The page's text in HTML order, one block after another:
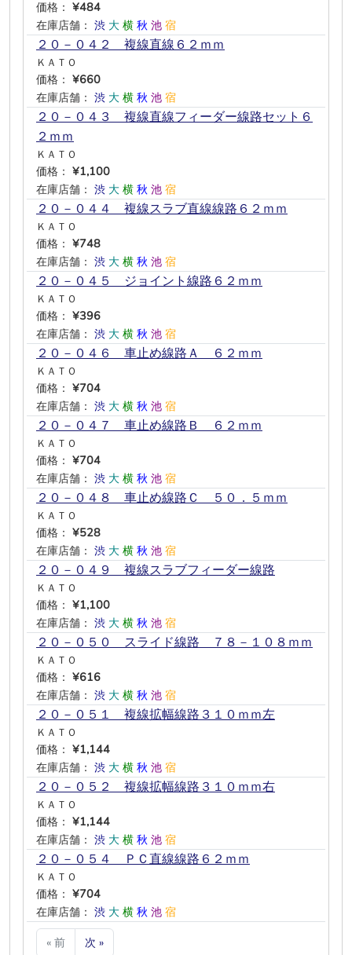
価格： ¥484
在庫店舗： 渋 大 横 秋 池 宿
２０－０４２ 複線直線６２ｍｍ
ＫＡＴＯ
価格： ¥660
在庫店舗： 渋 大 横 秋 池 宿
２０－０４３ 複線直線フィーダー線路セット６
２ｍｍ
ＫＡＴＯ
価格： ¥1,100
在庫店舗： 渋 大 横 秋 池 宿
２０－０４４ 複線スラブ直線線路６２ｍｍ
ＫＡＴＯ
価格： ¥748
在庫店舗： 渋 大 横 秋 池 宿
２０－０４５ ジョイント線路６２ｍｍ
ＫＡＴＯ
価格： ¥396
在庫店舗： 渋 大 横 秋 池 宿
２０－０４６ 車止め線路Ａ ６２ｍｍ
ＫＡＴＯ
価格： ¥704
在庫店舗： 渋 大 横 秋 池 宿
２０－０４７ 車止め線路Ｂ ６２ｍｍ
ＫＡＴＯ
価格： ¥704
在庫店舗： 渋 大 横 秋 池 宿
２０－０４８ 車止め線路Ｃ ５０．５ｍｍ
ＫＡＴＯ
価格： ¥528
在庫店舗： 渋 大 横 秋 池 宿
２０－０４９ 複線スラブフィーダー線路
ＫＡＴＯ
価格： ¥1,100
在庫店舗： 渋 大 横 秋 池 宿
２０－０５０ スライド線路 ７８－１０８ｍｍ
ＫＡＴＯ
価格： ¥616
在庫店舗： 渋 大 横 秋 池 宿
２０－０５１ 複線拡幅線路３１０ｍｍ左
ＫＡＴＯ
価格： ¥1,144
在庫店舗： 渋 大 横 秋 池 宿
２０－０５２ 複線拡幅線路３１０ｍｍ右
ＫＡＴＯ
価格： ¥1,144
在庫店舗： 渋 大 横 秋 池 宿
２０－０５４ ＰＣ直線線路６２ｍｍ
ＫＡＴＯ
価格： ¥704
在庫店舗： 渋 大 横 秋 池 宿
« 前
次 »